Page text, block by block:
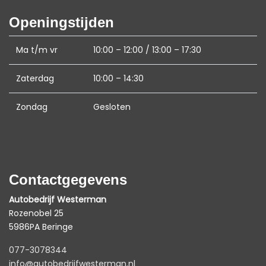
Stuur verwarmd
Voorstoelen verwarmd
Exterieur
Achterruitwisser
Buitenspiegel rechts
Chroom delen exterieur
Dimlichten automatisch
Extra getint glas achter
Keyless entry
Openingstijden
Ma t/m vr 10:00 – 12:00 / 13:00 – 17:30
Zaterdag 10:00 – 14:30
Zondag Gesloten
Contactgegevens
Autobedrijf Westerman
Rozenobel 25
5986PA Beringe
077-3078344